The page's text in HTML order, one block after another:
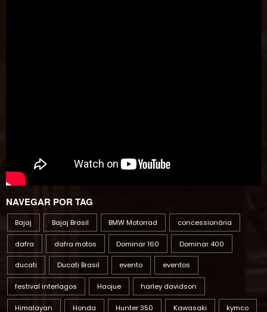
NAVEGAR POR TAG
Bajaj Bajaj Brasil BMW Motorrad concessionária
dafra dafra motos Dominar 160 Dominar 400
ducati Ducati Brasil evento eventos
festival interlagos Haojue harley davidson